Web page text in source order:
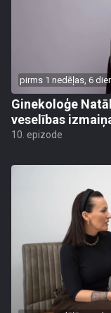
pirms 1 nedēļas, 6
Ginekoloģe
veselības
10. epizode